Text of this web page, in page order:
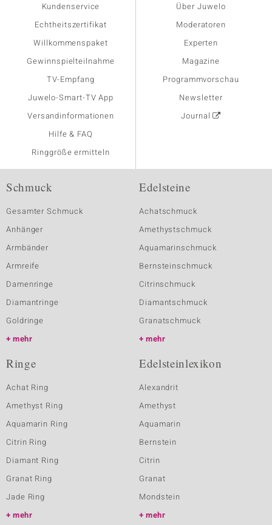
Kundenservice
Echtheitszertifikat
Willkommenspaket
Gewinnspielteilnahme
TV-Empfang
Juwelo-Smart-TV App
Versandinformationen
Hilfe & FAQ
Ringgröße ermitteln
Über Juwelo
Moderatoren
Experten
Magazine
Programmvorschau
Newsletter
Journal
Schmuck
Gesamter Schmuck
Anhänger
Armbänder
Armreife
Damenringe
Diamantringe
Goldringe
mehr
Edelsteine
Achatschmuck
Amethystschmuck
Aquamarinschmuck
Bernsteinschmuck
Citrinschmuck
Diamantschmuck
Granatschmuck
mehr
Ringe
Achat Ring
Amethyst Ring
Aquamarin Ring
Citrin Ring
Diamant Ring
Granat Ring
Jade Ring
mehr
Edelsteinlexikon
Alexandrit
Amethyst
Aquamarin
Bernstein
Citrin
Granat
Mondstein
mehr